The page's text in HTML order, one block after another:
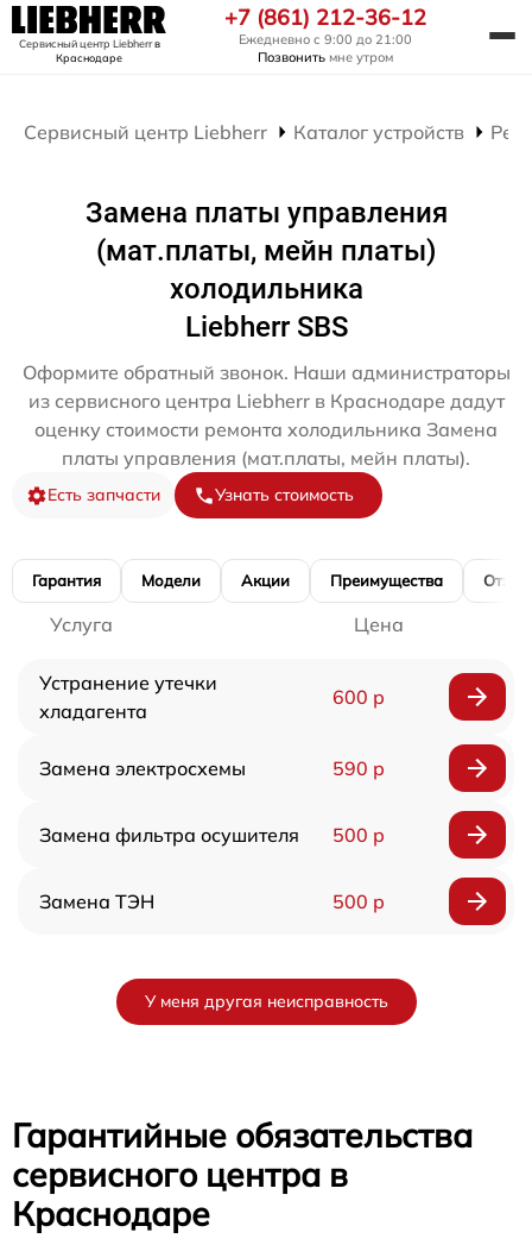
Сервисный центр Liebherrв
Краснодаре
+7 (861) 212-36-12
Ежедневно с 9:00 до 21:00
Позвонить мне утром
Сервисный центр Liebherr Каталог устройств
Замена платы управления
(мат.платы, мейн платы)
холодильника
Liebherr SBS
Оформите обратный звонок. Наши администраторы
из сервисного центра Liebherr в Краснодаре дадут
оценку стоимости ремонта холодильника Замена
платы управления (мат.платы, мейн платы).
Есть запчасти Узнать стоимость
Гарантия Модели Акции Преимущества
Услуга Цена
Устранение утечки
хладагента
600 р
Замена электросхемы 590 р
Замена фильтра осушителя 500 р
Замена ТЭН 500 р
У меня другая неисправность
Гарантийные обязательства
сервисного центра в
Краснодаре